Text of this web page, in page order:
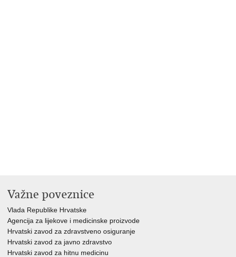
Važne poveznice
Vlada Republike Hrvatske
Agencija za lijekove i medicinske proizvode
Hrvatski zavod za zdravstveno osiguranje
Hrvatski zavod za javno zdravstvo
Hrvatski zavod za hitnu medicinu